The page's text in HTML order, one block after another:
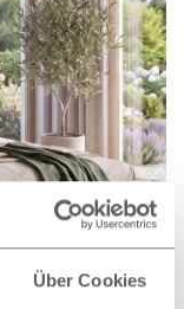
Über Cookies